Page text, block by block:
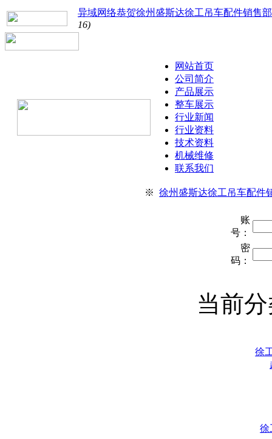
异域网络恭贺徐州盛斯达徐工吊车配件销售
16)
网站首页
公司简介
产品展示
整车展示
行业新闻
行业资料
技术资料
机械维修
联系我们
※ 徐州盛斯达徐工吊车配件
账
号：
密
码：
当前
徐
徐